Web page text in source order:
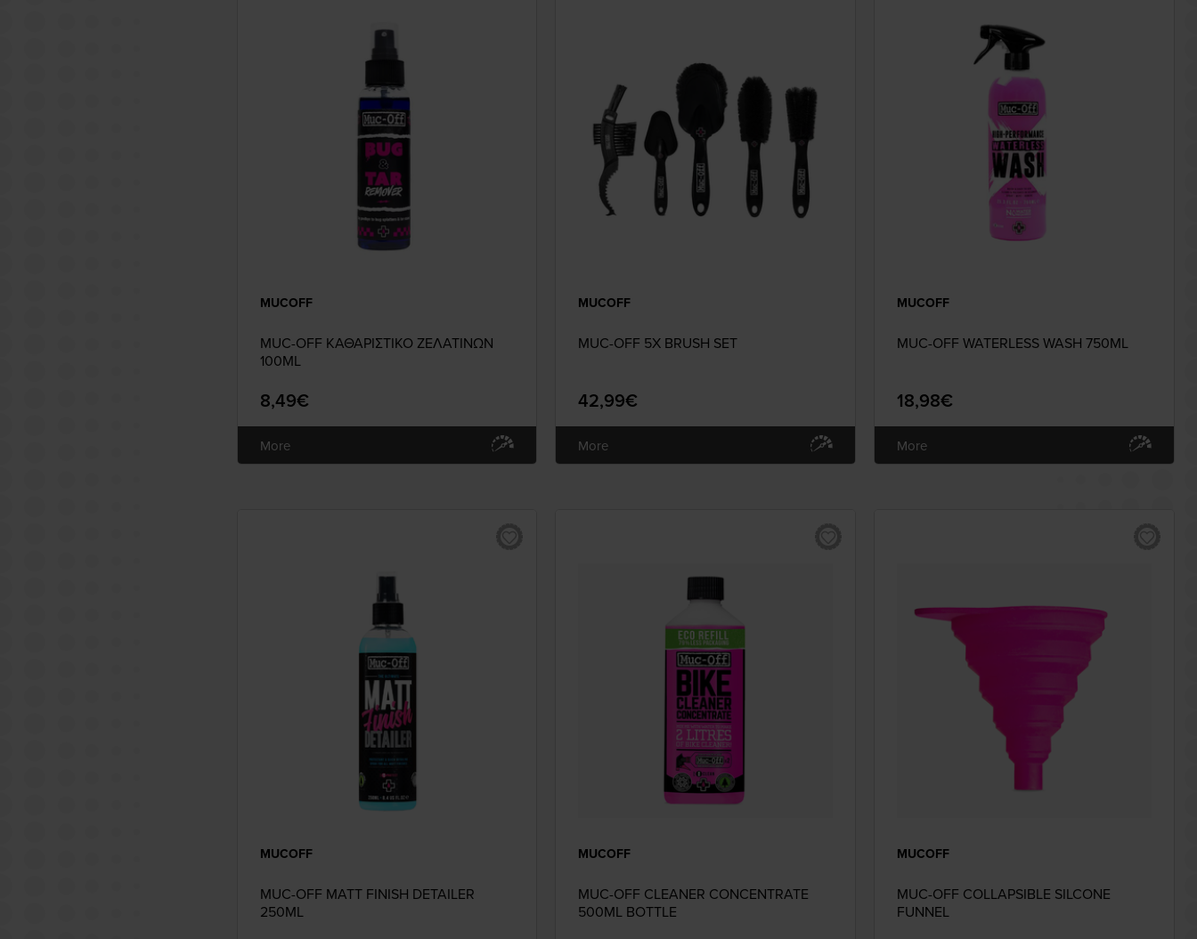
MUCOFF
MUC-OFF ΚΑΘΑΡΙΣΤΙΚΟ ΖΕΛΑΤΙΝΩΝ
100ML
8,49€
More
MUCOFF
MUC-OFF 5X BRUSH SET
42,99€
More
MUCOFF
MUC-OFF WATERLESS WASH 750ML
18,98€
More
MUCOFF
MUC-OFF MATT FINISH DETAILER
250ML
MUCOFF
MUC-OFF CLEANER CONCENTRATE
500ML BOTTLE
MUCOFF
MUC-OFF COLLAPSIBLE SILCONE
FUNNEL